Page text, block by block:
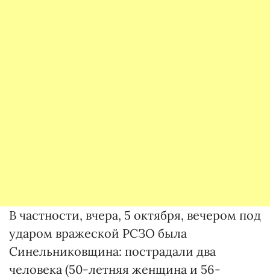
В частности, вчера, 5 октября, вечером под
ударом вражеской РСЗО была
Синельниковщина: пострадали два
человека (50-летняя женщина и 56-